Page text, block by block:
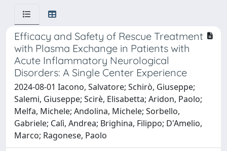
Efficacy and Safety of Rescue Treatment
with Plasma Exchange in Patients with
Acute Inflammatory Neurological
Disorders: A Single Center Experience
2024-08-01 Iacono, Salvatore; Schirò, Giuseppe;
Salemi, Giuseppe; Scirè, Elisabetta; Aridon, Paolo;
Melfa, Michele; Andolina, Michele; Sorbello,
Gabriele; Calì, Andrea; Brighina, Filippo; D'Amelio,
Marco; Ragonese, Paolo